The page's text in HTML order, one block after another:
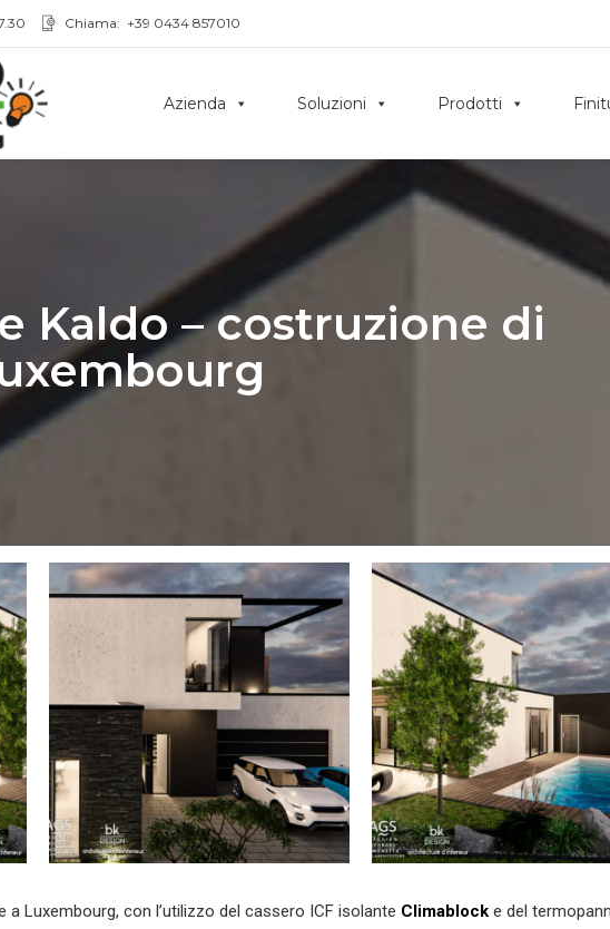
Chiama: +39 0434 857010
Azienda Soluzioni Prodotti
Kaldo – costruzione di
Luxembourg, con l’utilizzo del cassero ICF isolante Climablock e del